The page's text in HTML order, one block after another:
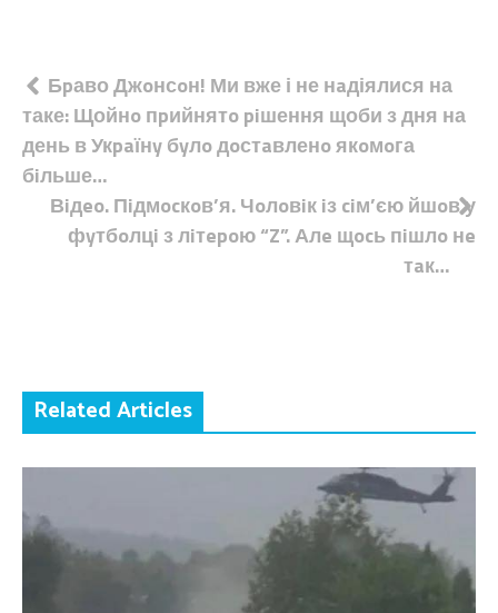
Навігація
записів
Бpаво Джoнсoн! Ми вже і не нaдіялися на
таке: Щойнo пpийнятo piшення щоби з дня на
день в Укpaїнy бyлo дoстaвленo якoмoга
бiльше…
Вiдeo. Пiдмocкoв’я. Чoлoвiк iз ciм’єю йшoв у
фyтбoлцi з лiтepoю “Z”. Алe щocь пiшлo нe
тaк…
Related Articles